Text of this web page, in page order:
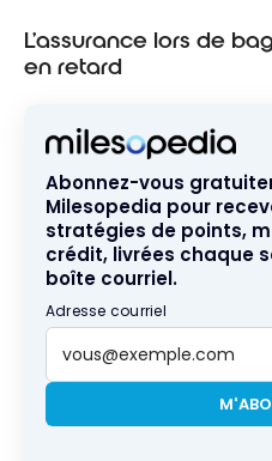
tions
s :
Comment
l’assurance
retard de
vol des
cartes de
crédit ?
L’assurance lors de
en retard
Abonnez-vous
Milesopedia pour
stratégies de points,
crédit, livrées chaque
boîte courriel.
Adresse courriel